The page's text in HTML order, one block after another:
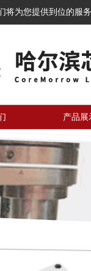
将为您提供到位的服务
产品展